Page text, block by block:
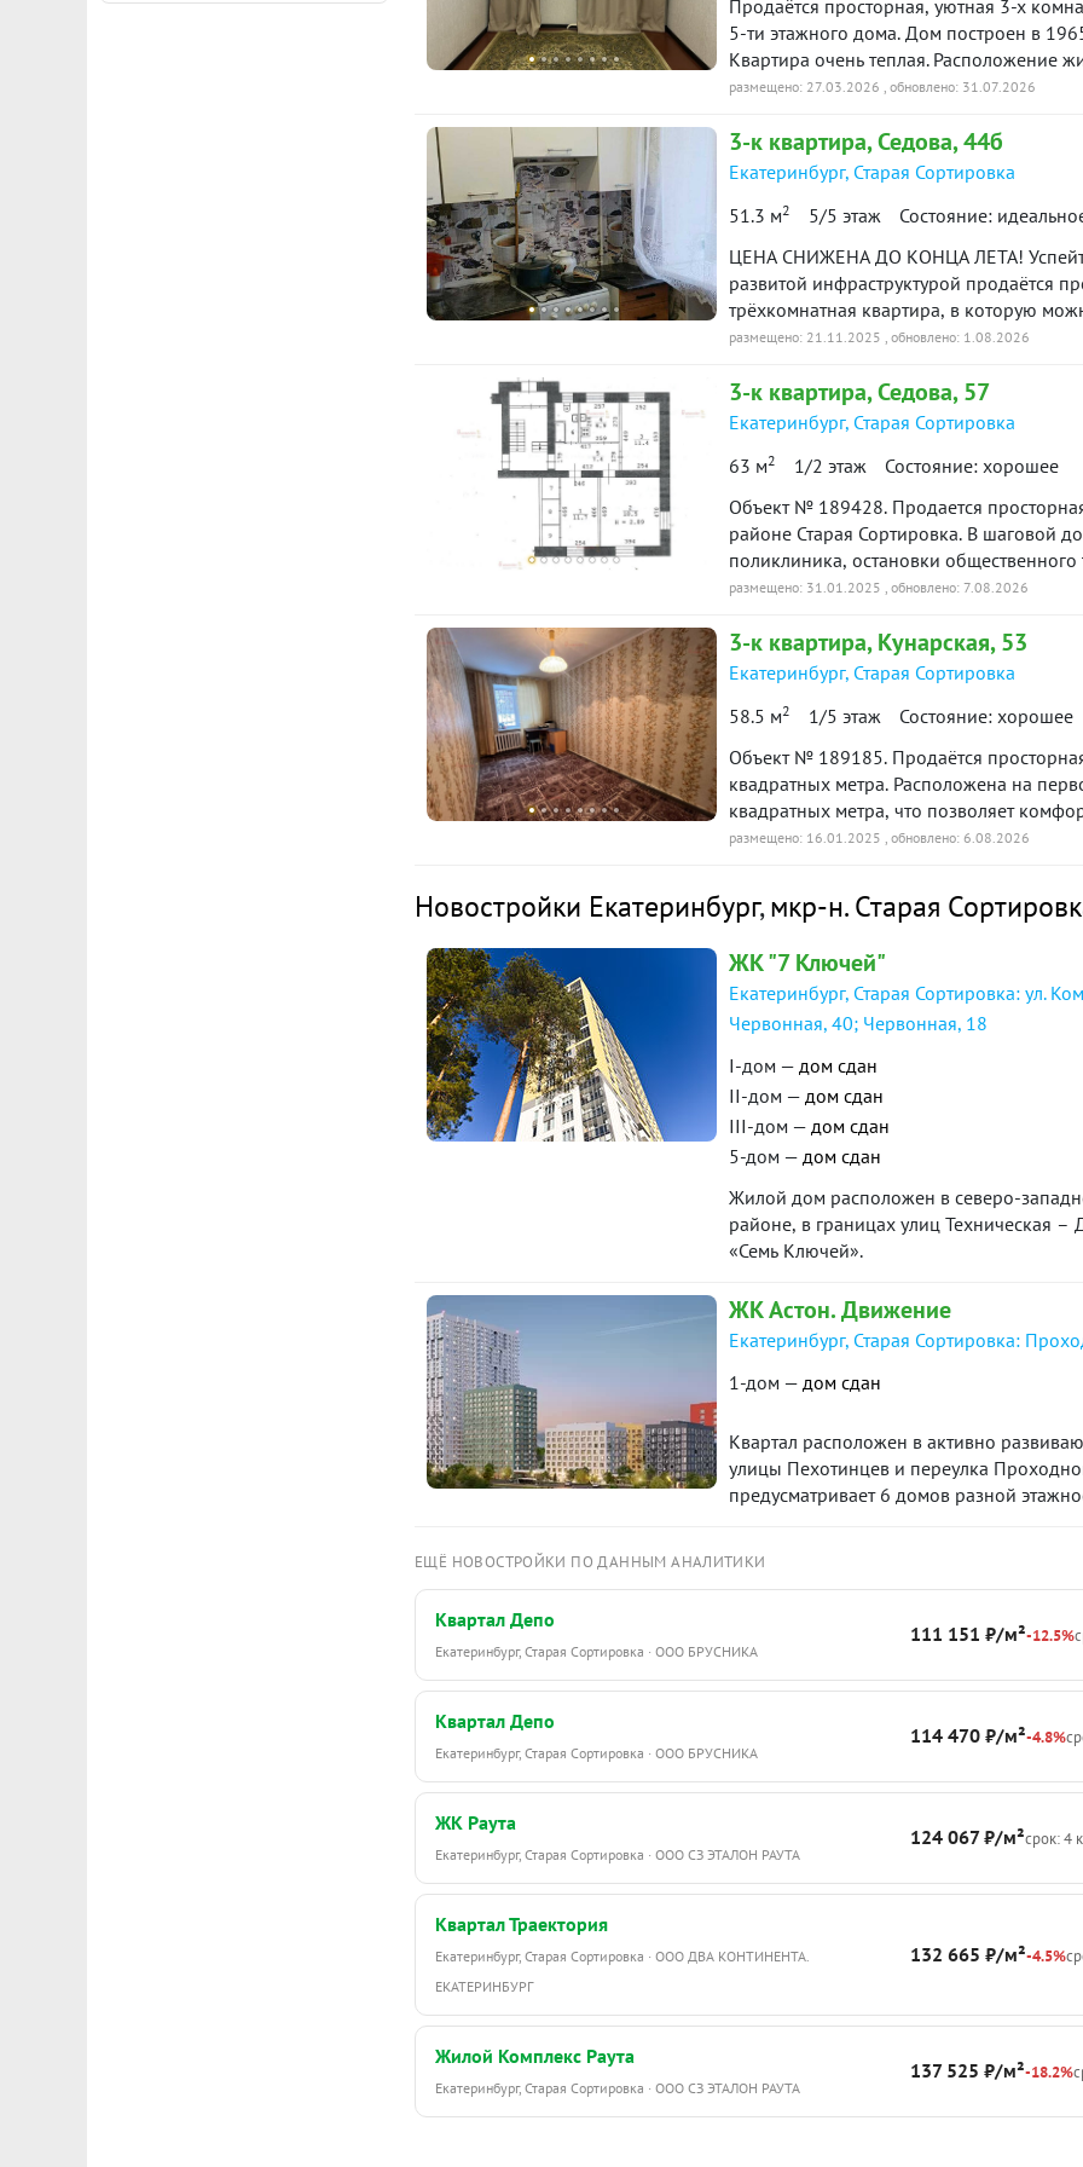
Пpодaётcя пpоcторная, уютная 3-х
5-ти этажнoгo дoмa. Дoм пoстроен в
Kвapтирa oчeнь тeплaя. Расположениe
для активного отдыха благодаря
сад, аптеки, ателье, торговый центр,
особенно привлекательной для семей с
собственник.Остаток ипотеки 2,7 млн.
объекта в нашей базе: 5610
размещено: 27.03.2026 , обновлено: 31.07.2026
3-к квартира, Седова, 44б
Екатеринбург, Старая Сортировка
51.3 м2 5/5 этаж Состояние:
ЦЕНА СНИЖЕНА ДО КОНЦА ЛЕТА!
развитой инфраструктурой продаётся
трёхкомнатная квартира, в которую
поторопиться? Специальное
Готовое решение: В квартире выполнен
придётся тратить время и деньги на
комфорта: Остаётся практичный
детская спальня. Идеально для семей с
и уют: Просторные комнаты залиты
ухоженность создают атмосферу
главное преимущество:Жизнь здесь
находится в шаговой доступности:
детей. Магазины, аптеки и крупный
Фитнес-залы — для заботы о здоровье и
Количество квартир по такой цене
забронировать свой новый дом! ID
размещено: 21.11.2025 , обновлено: 1.08.2026
3-к квартира, Седова, 57
Екатеринбург, Старая Сортировка
63 м2 1/2 этаж Состояние: хорошее
Объект № 189428. Продается просторная
paйонe Старая Copтирoвкa. В шаговой
поликлиника, остановки общественного транспорта,
сертификат «Защита собственности» по
размещено: 31.01.2025 , обновлено: 7.08.2026
3-к квартира, Кунарская, 53
Екатеринбург, Старая Сортировка
58.5 м2 1/5 этаж Состояние: хорошее
Объект № 189185. Продаётся
квадратных метра. Расположена на
квадратных метра, что позволяет
санузел добавляет удобства в
развитом районе Екатеринбурга, на
привлекательно благодаря развитой
квартиру идеальным выбором для семей
дворе. Приглашаем Вас ознакомиться с этой замечательной квартирой, на все
интересующие вопросы отвечу с
«Защита собственности» по данному
размещено: 16.01.2025 , обновлено: 6.08.2026
Новостройки Екатеринбург,мкр-н. Старая
ЖК "7 Ключей"
Екатеринбург, Старая Сортировка: ул.
Червонная, 40; Червонная, 18
I-дом — дом сдан
II-дом — дом сдан
III-дом — дом сдан
5-дом — дом сдан
Жилой дом расположен в северо-
районе, в границах улиц Техническая
«Семь Ключей».
ЖК Астон. Движение
Екатеринбург, Старая Сортировка:
1-дом — дом сдан
Квартал расположен в активно
улицы Пехотинцев и переулка
предусматривает 6 домов разной
пространствами, скверами и кафе,
ЕЩЁ НОВОСТРОЙКИ ПО ДАННЫМ АНАЛИТИКИ
Квартал Депо
Екатеринбург, Старая Сортировка · ООО БРУСНИКА
111 151 ₽/м²-12.5%
Квартал Депо
Екатеринбург, Старая Сортировка · ООО БРУСНИКА
114 470 ₽/м²-4.8%
ЖК Раута
Екатеринбург, Старая Сортировка · ООО СЗ ЭТАЛОН РАУТА
124 067 ₽/м²срок: 4
Квартал Траектория
Екатеринбург, Старая Сортировка · ООО ДВА КОНТИНЕНТА.
ЕКАТЕРИНБУРГ
132 665 ₽/м²-4.5%
Жилой Комплекс Раута
Екатеринбург, Старая Сортировка · ООО СЗ ЭТАЛОН РАУТА
137 525 ₽/м²-18.2%